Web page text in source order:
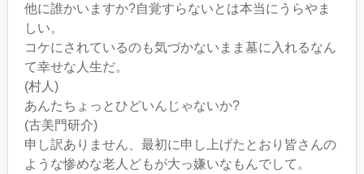
他に誰かいますか?自覚すらないとは本当にうらやま
しい。
コケにされているのも気づかないまま墓に入れるなん
て幸せな人生だ。
(村人)
あんたちょっとひどいんじゃないか?
(古美門研介)
申し訳ありません、最初に申し上げたとおり皆さんの
ような惨めな老人どもが大っ嫌いなもんでして。